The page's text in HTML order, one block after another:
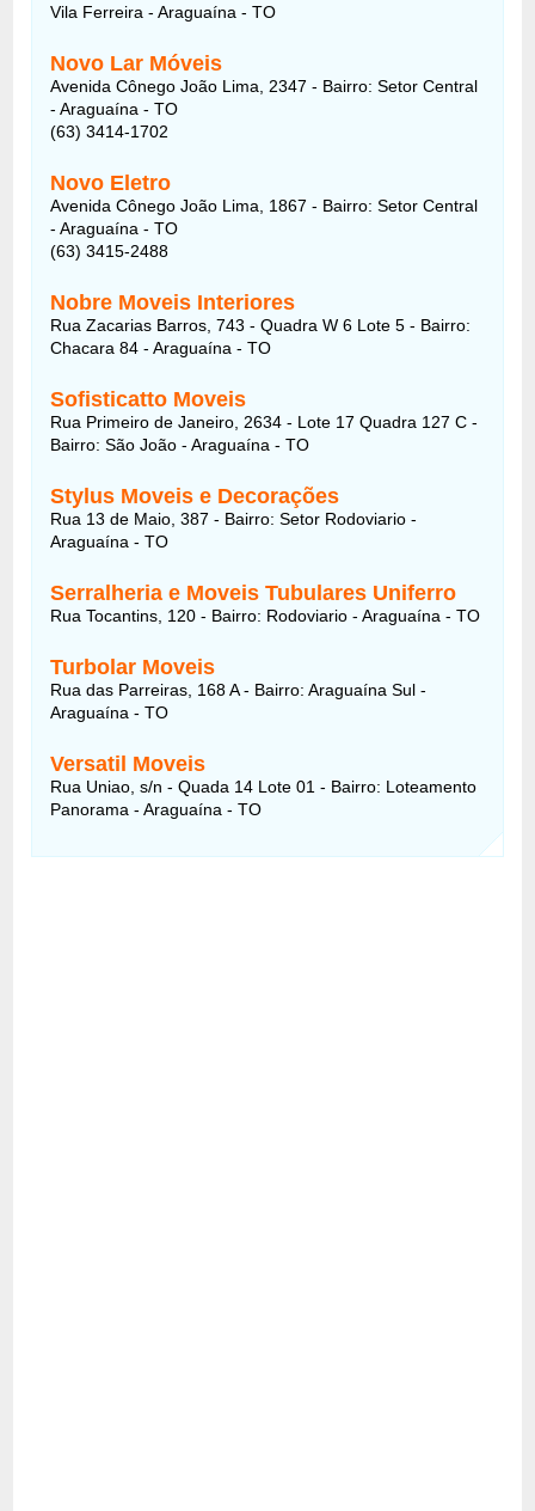
Vila Ferreira - Araguaína - TO
Novo Lar Móveis
Avenida Cônego João Lima, 2347 - Bairro: Setor Central
- Araguaína - TO
(63) 3414-1702
Novo Eletro
Avenida Cônego João Lima, 1867 - Bairro: Setor Central
- Araguaína - TO
(63) 3415-2488
Nobre Moveis Interiores
Rua Zacarias Barros, 743 - Quadra W 6 Lote 5 - Bairro:
Chacara 84 - Araguaína - TO
Sofisticatto Moveis
Rua Primeiro de Janeiro, 2634 - Lote 17 Quadra 127 C -
Bairro: São João - Araguaína - TO
Stylus Moveis e Decorações
Rua 13 de Maio, 387 - Bairro: Setor Rodoviario -
Araguaína - TO
Serralheria e Moveis Tubulares Uniferro
Rua Tocantins, 120 - Bairro: Rodoviario - Araguaína - TO
Turbolar Moveis
Rua das Parreiras, 168 A - Bairro: Araguaína Sul -
Araguaína - TO
Versatil Moveis
Rua Uniao, s/n - Quada 14 Lote 01 - Bairro: Loteamento
Panorama - Araguaína - TO